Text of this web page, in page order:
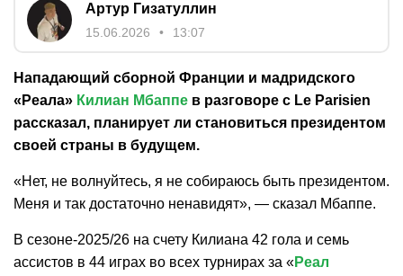
Артур Гизатуллин
15.06.2026 13:07
Нападающий сборной Франции и мадридского
«Реала» Килиан Мбаппе в разговоре с Le Parisien
рассказал, планирует ли становиться президентом
своей страны в будущем.
«Нет, не волнуйтесь, я не собираюсь быть президентом.
Меня и так достаточно ненавидят», — сказал Мбаппе.
В сезоне-2025/26 на счету Килиана 42 гола и семь
ассистов в 44 играх во всех турнирах за «Реал